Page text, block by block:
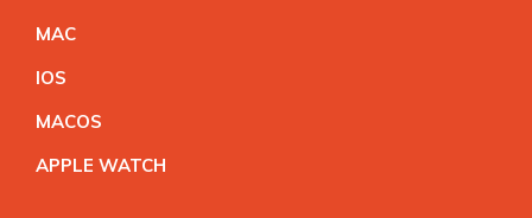
MAC
IOS
MACOS
APPLE WATCH